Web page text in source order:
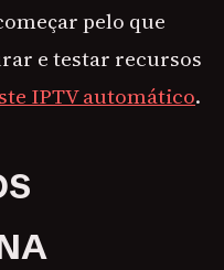
pelo que
e testar recursos
IPTV automático.